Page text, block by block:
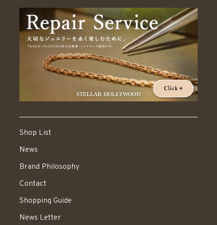
Shop List
News
Brand Philosophy
Contact
Shopping Guide
News Letter